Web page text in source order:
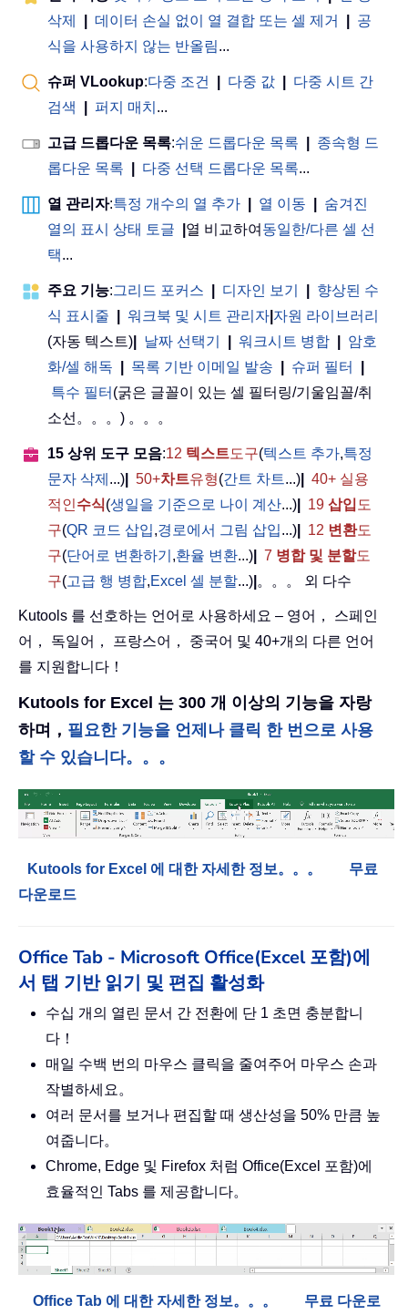
삭제
데이터 손실 없이 열 결합 또는 셀 제거
공
식을 사용하지 않는 반올림...
슈퍼 VLookup:다중 조건 다중 값
다중 시트 간
검색
퍼지 매치 ...
고급 드롭다운 목록:쉬운 드롭다운 목록
종속형 드
롭다운 목록
다중 선택 드롭다운 목록...
열 관리자:특정 개수의 열 추가 열 이동
숨겨진
열의 표시 상태 토글
열 비교하여 동일한/다른 셀 선
택...
주요 기능:그리드 포커스 디자인 보기
향상된 수
식 표시줄
워크북 및 시트 관리자 자원 라이브러리
(자동 텍스트)
날짜 선택기 워크시트 병합
암호
화/셀 해독
목록 기반 이메일 발송 슈퍼 필터
특수 필터 (굵은 글꼴이 있는 셀 필터링/기울임꼴/취
소선。。。) 。。。
15 상위 도구 모음:12 텍스트도구(텍스트 추가,특정
문자 삭제 ...) 50+차트유형(간트 차트...)
40+ 실용
적인수식(생일을 기준으로 나이 계산...) 19 삽입도
구(QR 코드 삽입,경로에서 그림 삽입...) 12 변환도
구(단어로 변환하기 ,환율 변환...) 7 병합 및 분할도
구(고급 행 병합,Excel 셀 분할...) 。。。 외 다수
Kutools 를 선호하는 언어로 사용하세요 – 영어， 스페인
어， 독일어， 프랑스어， 중국어 및 40+개의 다른 언어
를 지원합니다！
Kutools for Excel 는 300 개 이상의 기능을 자랑
하며， 필요한 기능을 언제나 클릭 한 번으로 사용
할 수 있습니다。。。
Kutools for Excel 에 대한 자세한 정보。。。
무료
다운로드
Office Tab - Microsoft Office(Excel 포함)에
서 탭 기반 읽기 및 편집 활성화
수십 개의 열린 문서 간 전환에 단 1 초면 충분합니
다！
매일 수백 번의 마우스 클릭을 줄여주어 마우스 손과
작별하세요。
여러 문서를 보거나 편집할 때 생산성을 50% 만큼 높
여줍니다。
Chrome, Edge 및 Firefox 처럼 Office(Excel 포함)에
효율적인 Tabs 를 제공합니다。
Office Tab 에 대한 자세한 정보。。。 무료 다운로